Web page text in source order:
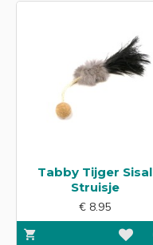
Tabby Tijger Sisal
Struisje
€ 8.95